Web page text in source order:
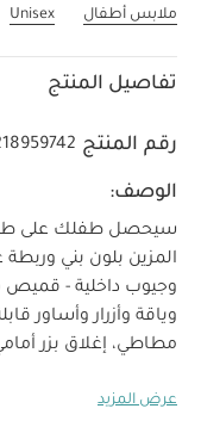
ملابس أطفال Unisex
تفاصيل المنتج
رقم المنتج
الوصف:
سيحصل طفلك على طلة
المزين بلون بني وربطة
وجيوب داخلية -
وياقة وأزرار وأساور
مطاطي، إغلاق بزر
عرض المزيد